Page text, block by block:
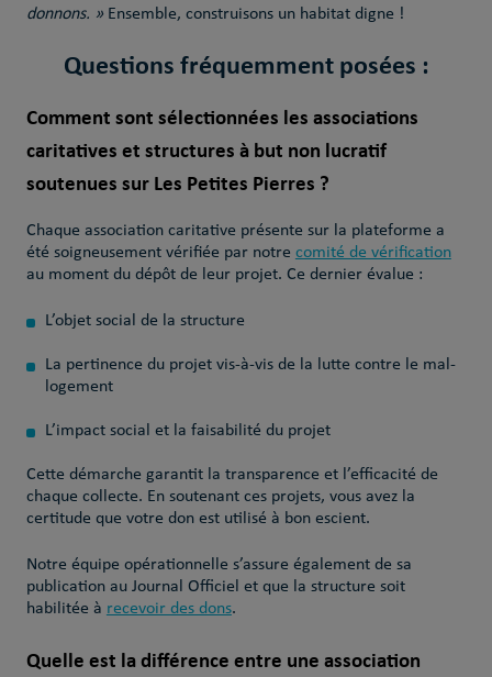
donnons. »Ensemble, construisons un habitat digne !
Questions fréquemment posées :
Comment sont sélectionnées les associations
caritatives et structures à but non lucratif
soutenues sur Les Petites Pierres ?
Chaque association caritative présente sur la plateforme a
été soigneusement vérifiée par notre comité de vérification
au moment du dépôt de leur projet. Ce dernier évalue :
L’objet social de la structure
La pertinence du projet vis-à-vis de la lutte contre le mal-
logement
L’impact social et la faisabilité du projet
Cette démarche garantit la transparence et l’efficacité de
chaque collecte. En soutenant ces projets, vous avez la
certitude que votre don est utilisé à bon escient.
Notre équipe opérationnelle s’assure également de sa
publication au Journal Officiel et que la structure soit
habilitée à recevoir des dons.
Quelle est la différence entre une association